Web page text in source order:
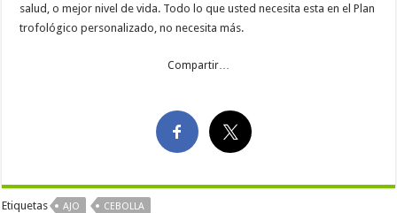
salud, o mejor nivel de vida. Todo lo que usted necesita esta en el Plan
trofológico personalizado, no necesita más.
Compartir…
Etiquetas AJO CEBOLLA